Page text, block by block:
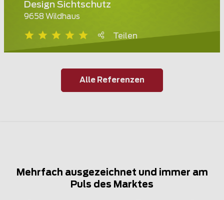
Design Sichtschutz
9658 Wildhaus
Teilen
Alle Referenzen
Mehrfach ausgezeichnet und immer am
Puls des Marktes